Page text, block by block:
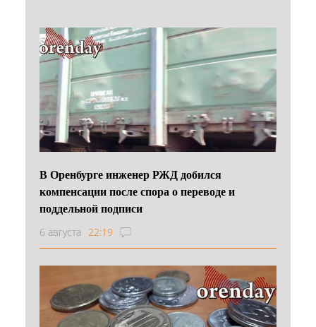
В Оренбурге инженер РЖД добился
компенсации после спора о переводе и
поддельной подписи
6 августа 22:19